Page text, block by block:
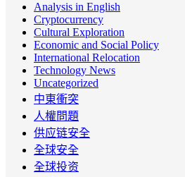
Analysis in English
Cryptocurrency
Cultural Exploration
Economic and Social Policy
International Relocation
Technology News
Uncategorized
中東衝突
人權問題
供应链安全
全球安全
全球投资